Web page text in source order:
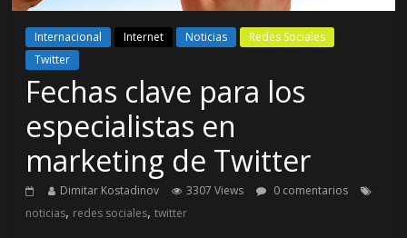
Internacional Internet Noticias
Redes Sociales
Twitter
Fechas clave para los
especialistas en
marketing de Twitter
Dimitar Kostadinov 3307 Views
0 comentarios
noticias, redes sociales,twitter